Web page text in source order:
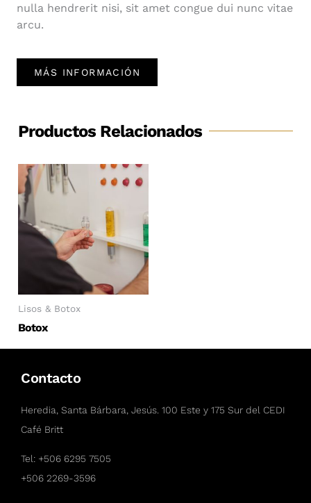
nulla hendrerit nisi, sit amet congue dui nunc vitae
arcu.
MÁS INFORMACIÓN
Productos Relacionados
Lisos & Botox
Botox
Contacto
Heredia, Santa Bárbara, Jesús. 100 Este y 175 Sur del CEDI
Café Britt
Tel: +506 6295 7505
+506 2269-3596